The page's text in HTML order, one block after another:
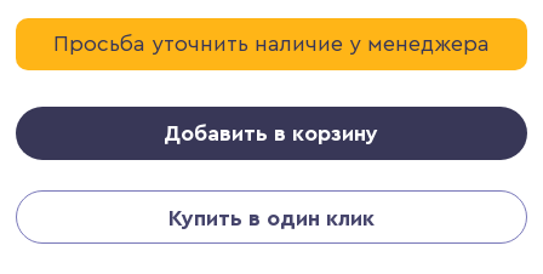
Просьба уточнить наличие у менеджера
Добавить в корзину
Купить в один клик